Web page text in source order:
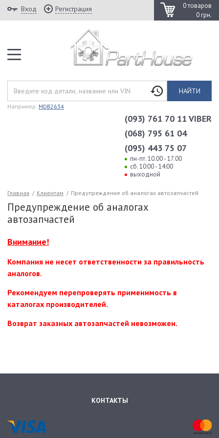
0 товаров
0 грн.
Вход Регистрация
НАЙТИ
Например: MDB2634
(093) 761 70 11 VIBER
(068) 795 61 04
(095) 443 75 07
пн-пт. 10.00 - 17.00
сб. 10:00 - 14:00
выходной
Главная / Клиентам / Предупреждение об аналогах автозапчастей
Предупреждение об аналогах
автозапчастей
Внимание!
Компания не несет ответственности за правильность
аналогов.
Рекомендуем перепроверять применимость в
каталогах производителей.
Возврат заказных автозапчастей невозможен.
КОНТАКТЫ